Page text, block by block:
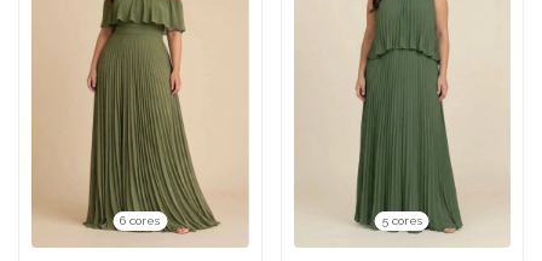
6 cores 5 cores